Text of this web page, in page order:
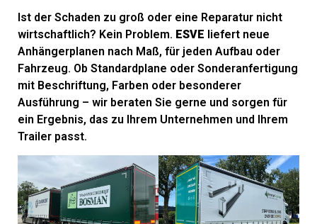
Ist der Schaden zu groß oder eine Reparatur nicht
wirtschaftlich? Kein Problem. ESVE liefert neue
Anhängerplanen nach Maß, für jeden Aufbau oder
Fahrzeug. Ob Standardplane oder Sonderanfertigung
mit Beschriftung, Farben oder besonderer
Ausführung – wir beraten Sie gerne und sorgen für
ein Ergebnis, das zu Ihrem Unternehmen und Ihrem
Trailer passt.